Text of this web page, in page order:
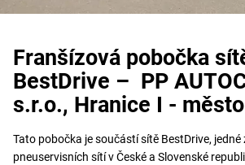
Franšízová pobočka
BestDrive – PP
s.r.o., Hranice I - město
Tato pobočka je součástí sítě BestDrive, jedné
pneuservisních sítí v České a Slovenské